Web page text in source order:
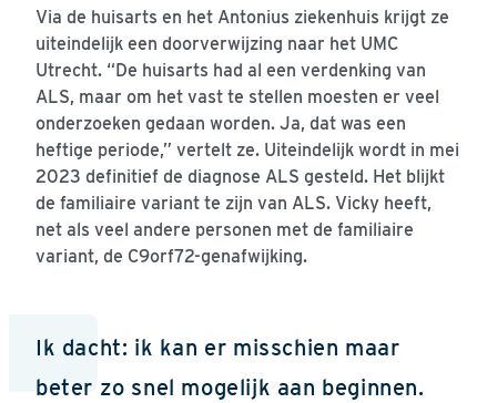
Via de huisarts en het Antonius ziekenhuis krijgt ze
uiteindelijk een doorverwijzing naar het UMC
Utrecht. “De huisarts had al een verdenking van
ALS, maar om het vast te stellen moesten er veel
onderzoeken gedaan worden. Ja, dat was een
heftige periode,” vertelt ze. Uiteindelijk wordt in mei
2023 definitief de diagnose ALS gesteld. Het blijkt
de familiaire variant te zijn van ALS. Vicky heeft,
net als veel andere personen met de familiaire
variant, de C9orf72-genafwijking.
Ik dacht: ik kan er misschien maar
beter zo snel mogelijk aan beginnen.